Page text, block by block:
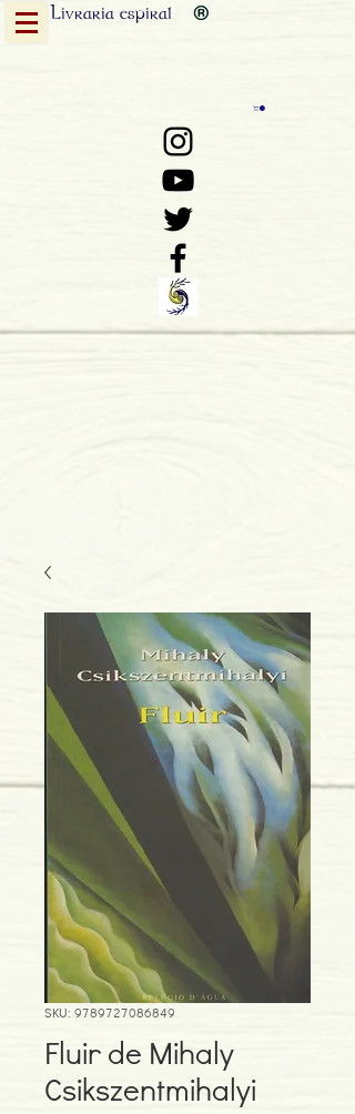
Livraria espiral
SKU: 9789727086849
Fluir de Mihaly
Csikszentmihalyi